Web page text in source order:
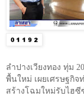
ลำปางเวียงทอง ทุ่ม
พื้นใหม่ เผยเศรษฐกิจ
สร้างโฉมใหม่รับไฮซี